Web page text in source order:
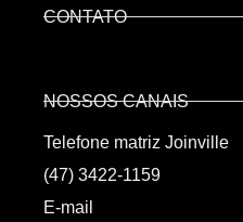
CONTATO
NOSSOS CANAIS
Telefone matriz Joinville
(47) 3422-1159
E-mail